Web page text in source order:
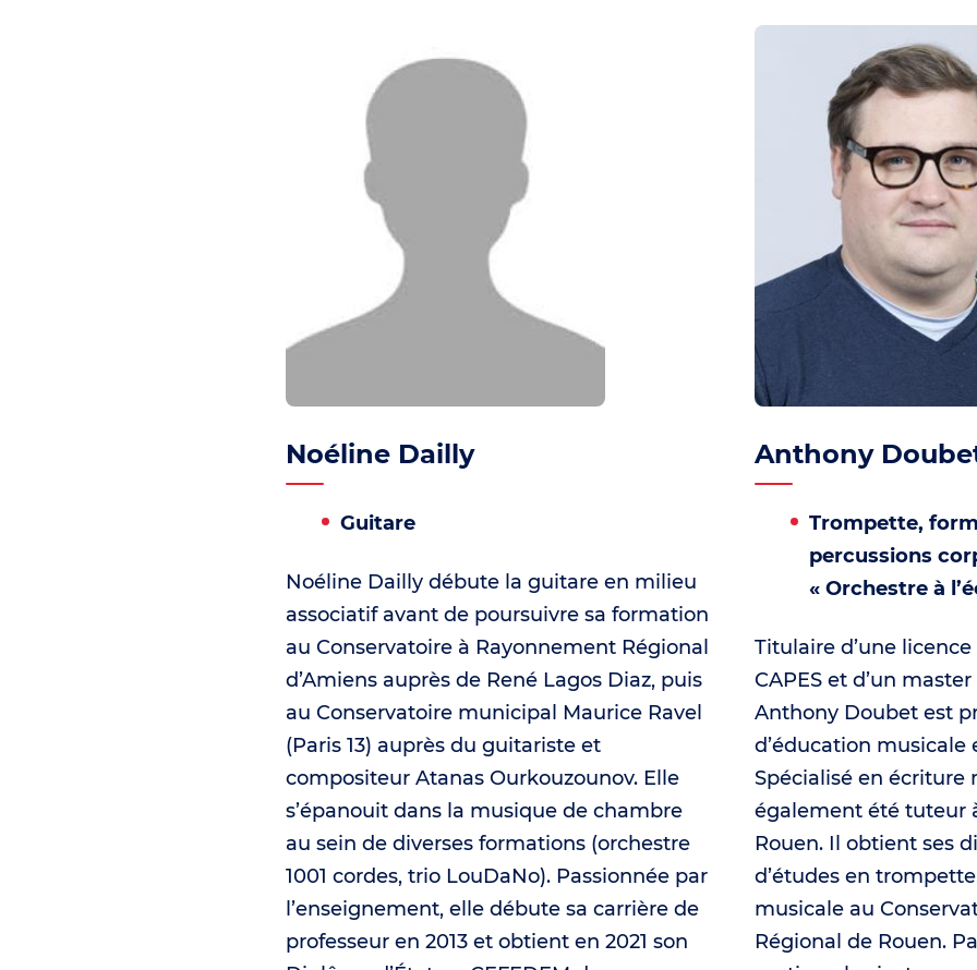
Noéline Dailly
Guitare
Noéline Dailly débute la guitare en milieu
associatif avant de poursuivre sa formation
au Conservatoire à Rayonnement Régional
d’Amiens auprès de René Lagos Diaz, puis
au Conservatoire municipal Maurice Ravel
(Paris 13) auprès du guitariste et
compositeur Atanas Ourkouzounov. Elle
s’épanouit dans la musique de chambre
au sein de diverses formations (orchestre
1001 cordes, trio LouDaNo). Passionnée par
l’enseignement, elle débute sa carrière de
professeur en 2013 et obtient en 2021 son
Anthony
Trompette,
percussions
« Orchestre à
Titulaire d’une
CAPES et d’un
Anthony Doubet est
d’éducation musicale
Spécialisé en écriture
également été tuteur
Rouen. Il obtient ses
d’études en
musicale au
Régional de Rouen.